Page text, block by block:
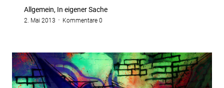
Allgemein, In eigener Sache
2. Mai 2013 Kommentare 0